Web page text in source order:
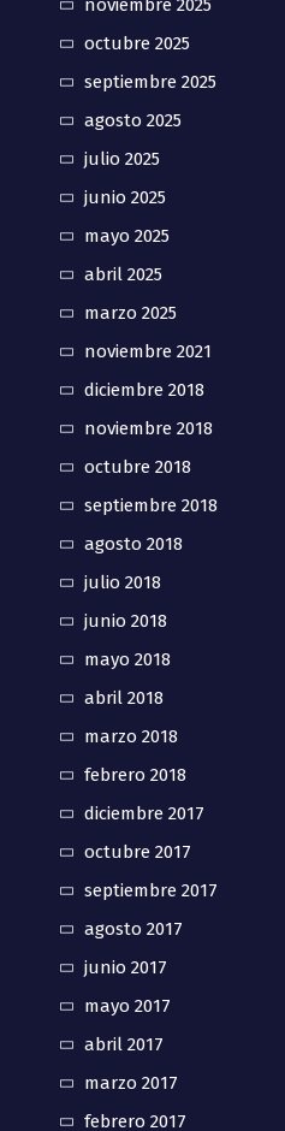
noviembre 2025
octubre 2025
septiembre 2025
agosto 2025
julio 2025
junio 2025
mayo 2025
abril 2025
marzo 2025
noviembre 2021
diciembre 2018
noviembre 2018
octubre 2018
septiembre 2018
agosto 2018
julio 2018
junio 2018
mayo 2018
abril 2018
marzo 2018
febrero 2018
diciembre 2017
octubre 2017
septiembre 2017
agosto 2017
junio 2017
mayo 2017
abril 2017
marzo 2017
febrero 2017